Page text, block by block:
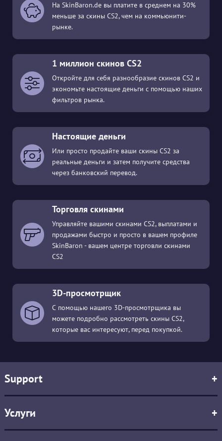
На SkinBaron.de вы платите в среднем на 30%
меньше за скины CS2, чем на коммьюнити-
рынке.
1 миллион скинов CS2
Откройте для себя разнообразие скинов CS2 и
экономьте настоящие деньги с помощью наших
фильтров рынка.
Настоящие деньги
Или просто продайте ваши скины CS2 за
реальные деньги и затем получите средства
через банковский перевод.
Торговля скинами
Управляйте вашими скинами CS2, выплатами и
продажами быстро и просто в вашем профиле
SkinBaron - вашем центре торговли скинами
CS2
3D-просмотрщик
С помощью нашего 3D-просмотрщика вы
можете подробно рассмотреть скины CS2,
которые вас интересуют, перед покупкой.
Support +
Услуги +